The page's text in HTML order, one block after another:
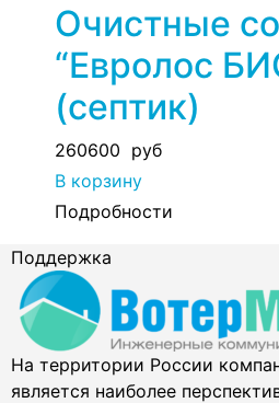
Очистные
“Евролос
(септик)
260600 руб
В корзину
Подробности
Поддержка
На территории России
является наиболее